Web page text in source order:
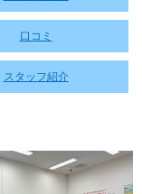
口コミ
スタッフ紹介